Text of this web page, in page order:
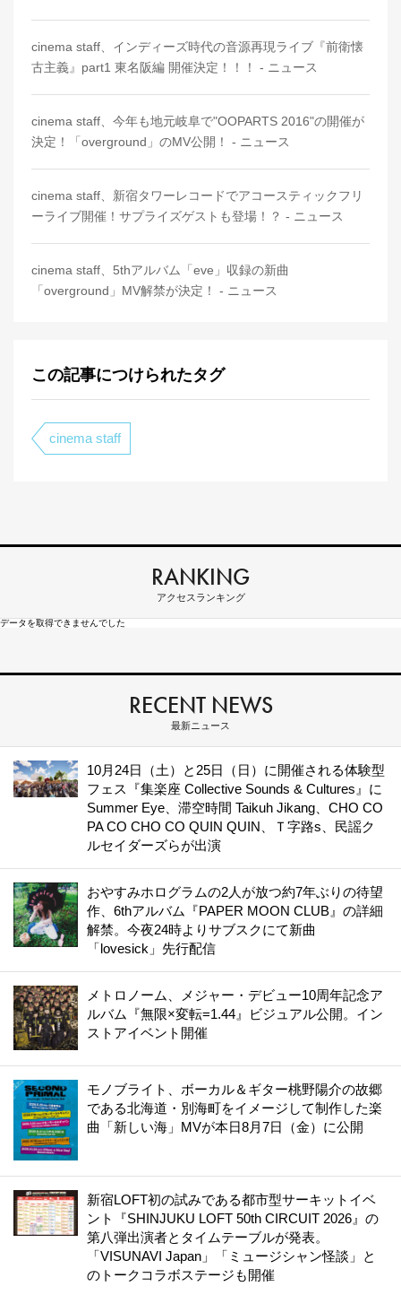
cinema staff、インディーズ時代の音源再現ライブ『前衛懐
古主義』part1 東名阪編 開催決定！！！ - ニュース
cinema staff、今年も地元岐阜で"OOPARTS 2016"の開催が
決定！「overground」のMV公開！ - ニュース
cinema staff、新宿タワーレコードでアコースティックフリ
ーライブ開催！サプライズゲストも登場！？ - ニュース
cinema staff、5thアルバム「eve」収録の新曲
「overground」MV解禁が決定！ - ニュース
この記事につけられたタグ
cinema staff
RANKING
アクセスランキング
データを取得できませんでした
RECENT NEWS
最新ニュース
10月24日（土）と25日（日）に開催される体験型
フェス『集楽座 Collective Sounds & Cultures』に
Summer Eye、滞空時間 Taikuh Jikang、CHO CO
PA CO CHO CO QUIN QUIN、Ｔ字路s、民謡ク
ルセイダーズらが出演
おやすみホログラムの2人が放つ約7年ぶりの待望
作、6thアルバム『PAPER MOON CLUB』の詳細
解禁。今夜24時よりサブスクにて新曲
「lovesick」先行配信
メトロノーム、メジャー・デビュー10周年記念ア
ルバム『無限×変転=1.44』ビジュアル公開。イン
ストアイベント開催
モノブライト、ボーカル＆ギター桃野陽介の故郷
である北海道・別海町をイメージして制作した楽
曲「新しい海」MVが本日8月7日（金）に公開
新宿LOFT初の試みである都市型サーキットイベ
ント『SHINJUKU LOFT 50th CIRCUIT 2026』の
第八弾出演者とタイムテーブルが発表。
「VISUNAVI Japan」「ミュージシャン怪談」と
のトークコラボステージも開催